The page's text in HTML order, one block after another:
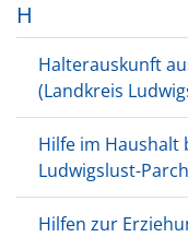
H
Halterauskunft
(Landkreis
Hilfe im Haushalt
Ludwigslust-
Hilfen zur